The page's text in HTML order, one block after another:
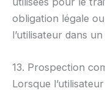
obligation légale
l’utilisateur dans
13. Prospection
Lorsque